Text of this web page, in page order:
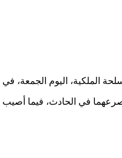
الملكية، اليوم الجمعة،
في الحادث، فيما